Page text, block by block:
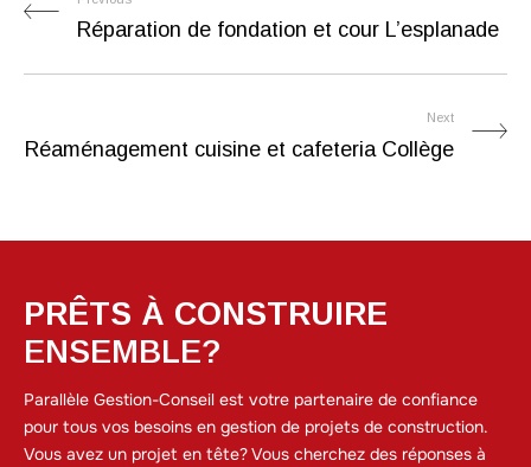
Réparation de fondation et cour L’esplanade
Next
Réaménagement cuisine et cafeteria Collège
PRÊTS À CONSTRUIRE
ENSEMBLE?
Parallèle Gestion-Conseil est votre partenaire de confiance
pour tous vos besoins en gestion de projets de construction.
Vous avez un projet en tête? Vous cherchez des réponses à